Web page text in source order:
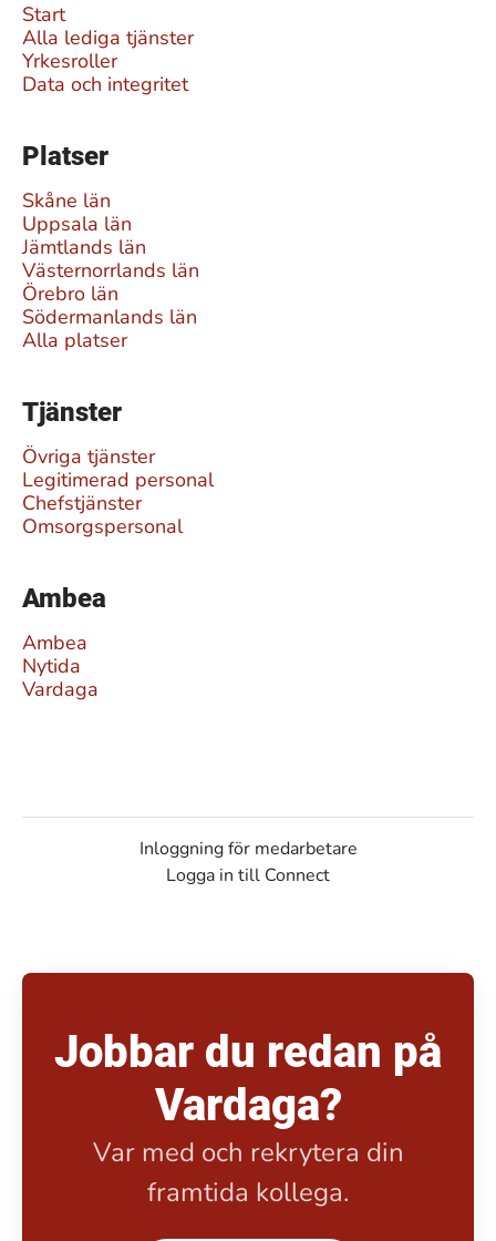
Start
Alla lediga tjänster
Yrkesroller
Data och integritet
Platser
Skåne län
Uppsala län
Jämtlands län
Västernorrlands län
Örebro län
Södermanlands län
Alla platser
Tjänster
Övriga tjänster
Legitimerad personal
Chefstjänster
Omsorgspersonal
Ambea
Ambea
Nytida
Vardaga
Inloggning för medarbetare
Logga in till Connect
Jobbar du redan på
Vardaga?
Var med och rekrytera din
framtida kollega.